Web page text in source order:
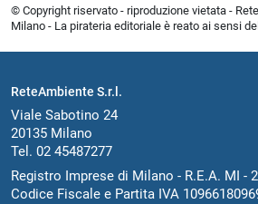
© Copyright riservato - riproduzione vietata -
Milano - La pirateria editoriale è reato ai sensi
ReteAmbiente S.r.l.
Viale Sabotino 24
20135 Milano
Tel. 02 45487277
Registro Imprese di Milano - R.E.A. MI -
Codice Fiscale e Partita IVA